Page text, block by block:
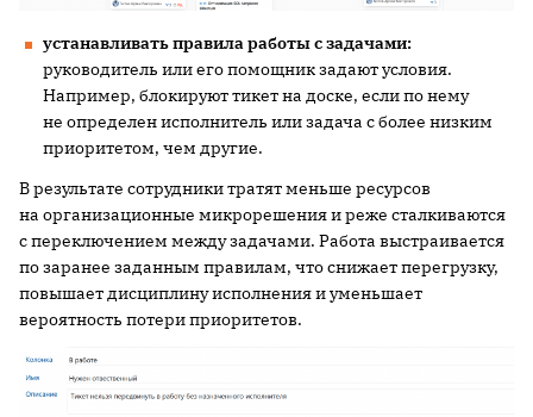
устанавливать правила работы с задачами:
руководитель или его помощник задают условия.
Например, блокируют тикет на доске, если по нему
не определен исполнитель или задача с более низким
приоритетом, чем другие.
В результате сотрудники тратят меньше ресурсов
на организационные микрорешения и реже сталкиваются
с переключением между задачами. Работа выстраивается
по заранее заданным правилам, что снижает перегрузку,
повышает дисциплину исполнения и уменьшает
вероятность потери приоритетов.